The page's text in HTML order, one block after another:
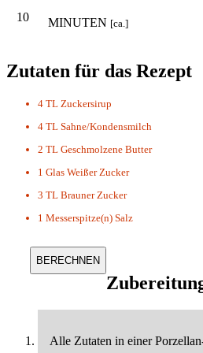
10 MINUTEN [ca.]
Zutaten für das Rezept
4 TL Zuckersirup
4 TL Sahne/Kondensmilch
2 TL Geschmolzene Butter
1 Glas Weißer Zucker
3 TL Brauner Zucker
1 Messerspitze(n) Salz
Alle Zutaten in einer